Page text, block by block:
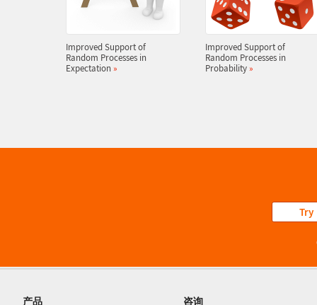
Improved Support of
Random Processes in
Expectation »
Improved Support of
Random Processes in
Probability »
Try
产品
咨询